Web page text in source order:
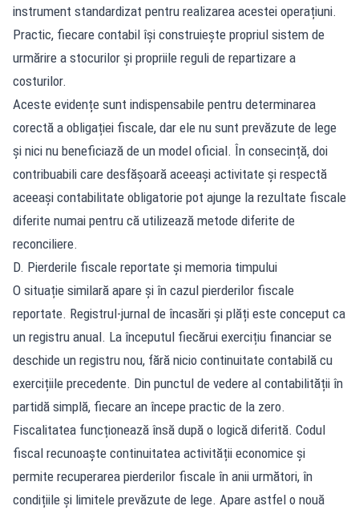
instrument standardizat pentru realizarea acestei operațiuni.
Practic, fiecare contabil își construiește propriul sistem de
urmărire a stocurilor și propriile reguli de repartizare a
costurilor.
Aceste evidențe sunt indispensabile pentru determinarea
corectă a obligației fiscale, dar ele nu sunt prevăzute de lege
și nici nu beneficiază de un model oficial. În consecință, doi
contribuabili care desfășoară aceeași activitate și respectă
aceeași contabilitate obligatorie pot ajunge la rezultate fiscale
diferite numai pentru că utilizează metode diferite de
reconciliere.
D. Pierderile fiscale reportate și memoria timpului
O situație similară apare și în cazul pierderilor fiscale
reportate. Registrul-jurnal de încasări și plăți este conceput ca
un registru anual. La începutul fiecărui exercițiu financiar se
deschide un registru nou, fără nicio continuitate contabilă cu
exercițiile precedente. Din punctul de vedere al contabilității în
partidă simplă, fiecare an începe practic de la zero.
Fiscalitatea funcționează însă după o logică diferită. Codul
fiscal recunoaște continuitatea activității economice și
permite recuperarea pierderilor fiscale în anii următori, în
condițiile și limitele prevăzute de lege. Apare astfel o nouă